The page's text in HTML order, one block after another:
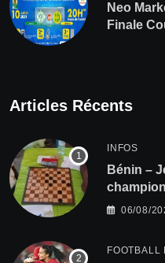
Neo
Finale
Articles Récents
INFOS
Bénin –
du06/08/
FOOTBALL